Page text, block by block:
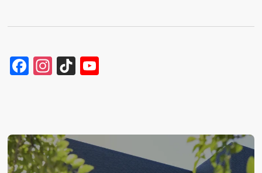
Facebook
Instagram
TikTok